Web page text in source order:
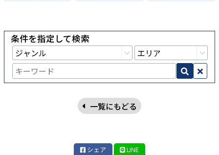
条件を指定して検索
一覧にもどる
シェア LINE